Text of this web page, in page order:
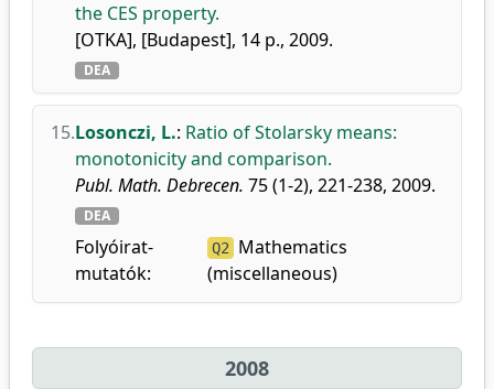
the CES property.
[OTKA], [Budapest], 14 p., 2009.
DEA
15.Losonczi, L.: Ratio of Stolarsky means:
monotonicity and comparison.
Publ. Math. Debrecen. 75 (1-2), 221-238, 2009.
DEA
Folyóirat-
mutatók:
Q2
Mathematics
(miscellaneous)
2008